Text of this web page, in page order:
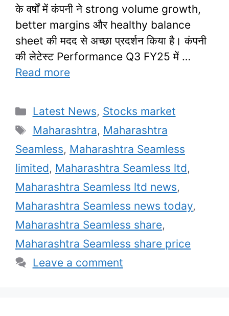
के वर्षों में कंपनी ने strong volume growth,
better margins और healthy balance
sheet की मदद से अच्छा प्रदर्शन किया है। कंपनी
की लेटेस्ट Performance Q3 FY25 में …
Read more
Categories
Latest News, Stocks market
Tags
Maharashtra, Maharashtra
Seamless, Maharashtra Seamless
limited, Maharashtra Seamless ltd,
Maharashtra Seamless ltd news,
Maharashtra Seamless news today,
Maharashtra Seamless share,
Maharashtra Seamless share price
Leave a comment